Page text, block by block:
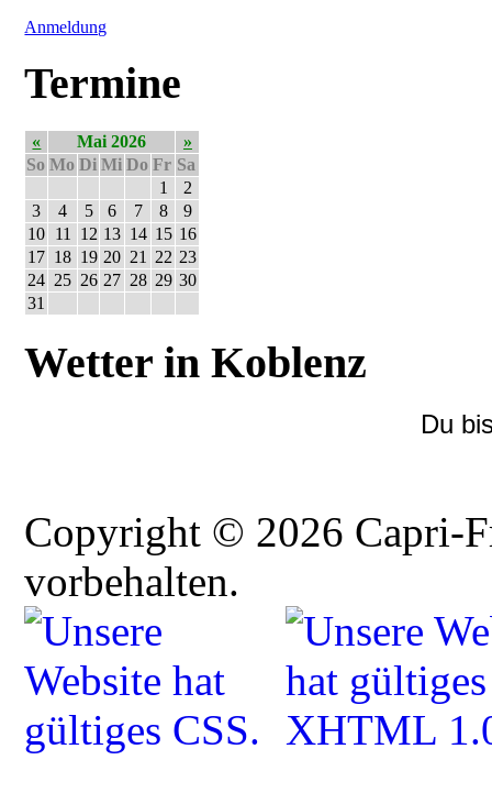
Anmeldung
Termine
« Mai 2026
»
So Mo Di Mi Do Fr Sa
1
2
3
4 5 6 7 8
9
10 11 12 13 14 15 16
17 18 19 20 21 22 23
24 25 26 27 28 29 30
31
Wetter in Koblenz
Du
Copyright © 2026 Capri-
vorbehalten.